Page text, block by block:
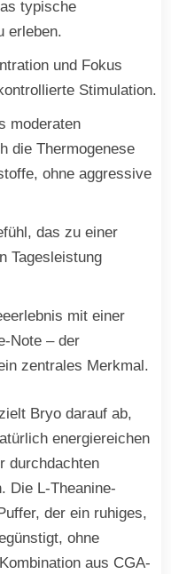
typische
erleben.
und Fokus
Stimulation.
moderaten
die Thermogenese
ohne aggressive
das zu einer
Tagesleistung
mit einer
Note – der
zentrales Merkmal.
Bryo darauf ab,
energiereichen
durchdachten
Die L-Theanine-
der ein ruhiges,
ohne
aus CGA-